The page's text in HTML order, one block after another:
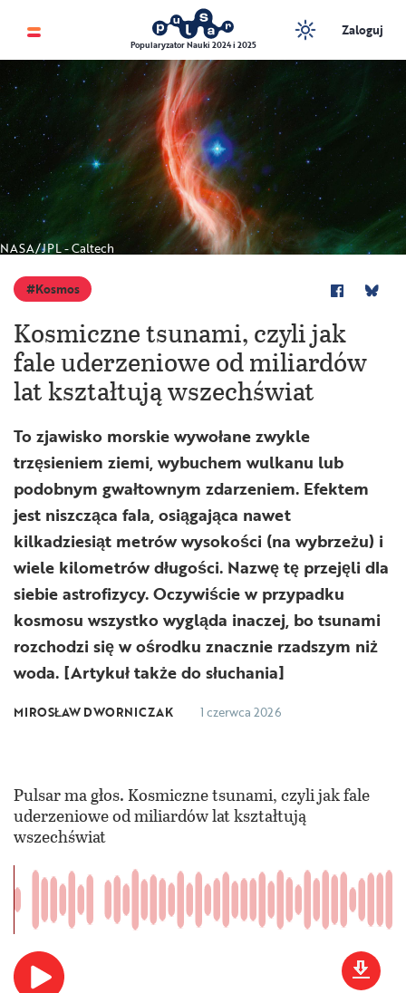
Popularyzator Nauki 2024 i 2025
Zaloguj
NASA/JPL - Caltech
Kosmos
Kosmiczne tsunami, czyli jak
fale uderzeniowe od miliardów
lat kształtują wszechświat
To zjawisko morskie wywołane zwykle
trzęsieniem ziemi, wybuchem wulkanu lub
podobnym gwałtownym zdarzeniem. Efektem
jest niszcząca fala, osiągająca nawet
kilkadziesiąt metrów wysokości (na wybrzeżu) i
wiele kilometrów długości. Nazwę tę przejęli dla
siebie astrofizycy. Oczywiście w przypadku
kosmosu wszystko wygląda inaczej, bo tsunami
rozchodzi się w ośrodku znacznie rzadszym niż
woda. [Artykuł także do słuchania]
MIROSŁAW DWORNICZAK 1 czerwca 2026
Pulsar ma głos. Kosmiczne tsunami, czyli jak fale
uderzeniowe od miliardów lat kształtują
wszechświat